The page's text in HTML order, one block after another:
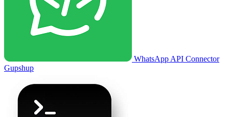
WhatsApp API Connector
Gupshup